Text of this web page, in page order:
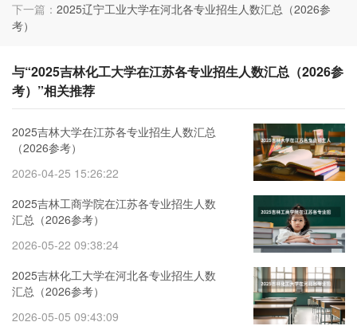
下一篇： 2025辽宁工业大学在河北各专业招生人数汇总（2026参
考）
与“2025吉林化工大学在江苏各专业招生人数汇总（2026参
考）”相关推荐
2025吉林大学在江苏各专业招生人数汇总
（2026参考）
2026-04-25 15:26:22
2025吉林工商学院在江苏各专业招生人数
汇总（2026参考）
2026-05-22 09:38:24
2025吉林化工大学在河北各专业招生人数
汇总（2026参考）
2026-05-05 09:43:09